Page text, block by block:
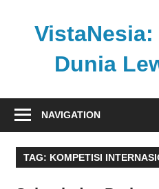
Dunia
nasional
global
dalam
NAVIGATION
TAG: KOMPETISI